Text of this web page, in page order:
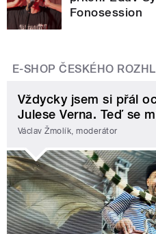
Fonosession
E-SHOP ČESKÉHO
Vždycky jsem si přál
Julese Verna. Teď se
Václav Žmolík, moderátor